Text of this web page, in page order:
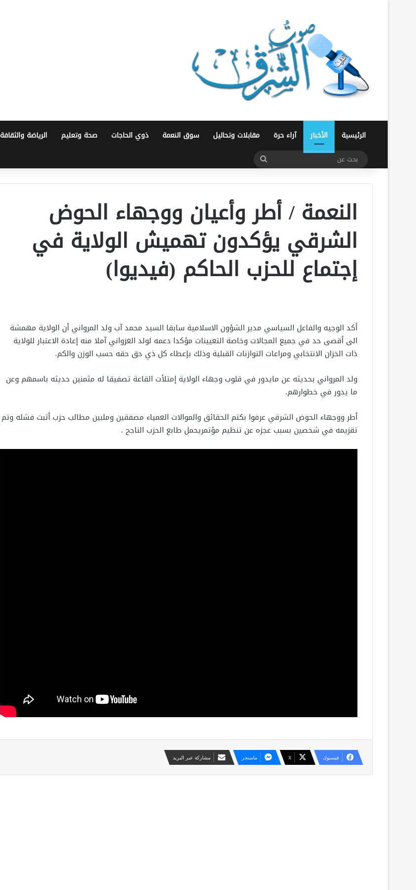
الرئيسية الأخبار آراء حرة مقابلات وتحاليل سوق النعمة ذوي الحاجات صحة وتعليم الرياضة والثقافة
بحث
النعمة / أطر وأعيان ووجهاء الحوض
الشرقي يؤكدون تهميش الولاية في
إجتماع للحزب الحاكم (فيديوا)
أكد الوجيه والفاعل السياسي مدير الشؤون الاسلامية سابقا السيد محمد آب ولد المرواني أن الولاية مهمشة
الى أقصى حد في جميع المجالات وخاصة التعيينات مؤكدا دعمه لولد الغزواني آملا منه إعادة الاعتبار للولاية
ذات الخزان الانتخابي ومراعات التوازنات القبلية وذلك بإعطاء كل ذي حق حقه حسب الوزن والكم.
ولد المرواني بحديثه عن مايدور في قلوب وجهاء الولاية إمتلأت القاعة تصفيقا له مثمنين حديثه باسمهم وعن
ما يدور في خطوارهم.
أطر ووجهاء الحوض الشرقي عرفوا بكتم الحقائق والموالات العمياء مصفقين وملبين مطالب حزب أثبت فشله وتم
تقزيمه في شخصين بسبب عجزه عن تنظيم مؤتمريحمل طابع الحزب الناجح .
فيسبوك X ماسنجر مشاركة عبر البريد